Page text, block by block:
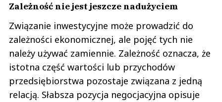
Zależność nie jest jeszcze nadużyciem
Związanie inwestycyjne może prowadzić do
zależności ekonomicznej, ale pojęć tych nie
należy używać zamiennie. Zależność oznacza, że
istotna część wartości lub przychodów
przedsiębiorstwa pozostaje związana z jedną
relacją. Słabsza pozycja negocjacyjna opisuje